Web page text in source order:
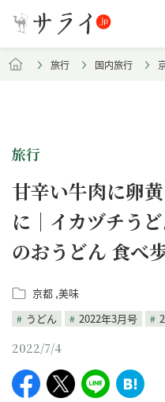
旅行 国内旅行
旅行
甘辛い牛肉に卵
に｜イカヅチう
のおうどん 食べ
京都 美味
うどん
2022年3月号
2022/7/4